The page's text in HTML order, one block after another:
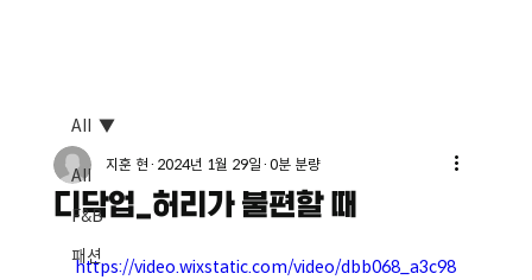
All
F&B
패션
All
디닥업_허리가 불편할 때
지훈 현 2024년 1월 29일 0분 분량
https://video.wixstatic.com/video/dbb068_a3c98